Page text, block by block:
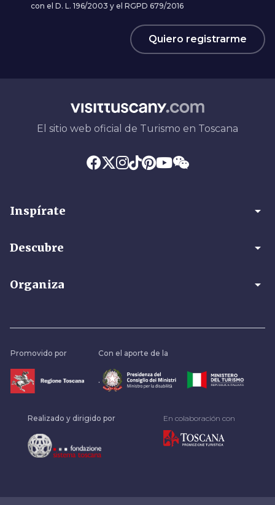
con el D. L. 196/2003 y el RGPD 679/2016
Quiero registrarme
El sitio web oficial de Turismo en Toscana
Inspírate arrow_drop_down
Descubre arrow_drop_down
Organiza arrow_drop_down
Promovido por Con el aporte de la
.
Realizado y dirigido por En colaboración con